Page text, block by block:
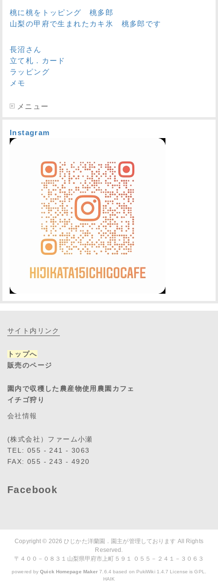
桃に桃をトッピング 桃多郎
山梨の甲府で生まれたカキ氷 桃多郎です
長沼さん
立て札．カード
ラッピング
メモ
メニュー
Instagram
サイト内リンク
トップへ
販売のページ
園内で収穫した農産物使用農園カフェ
イチゴ狩り
会社情報
(株式会社）ファーム小瀬
TEL: 055 - 241 - 3063
FAX: 055 - 243 - 4920
Facebook
Copyright © 2026ひじかた洋蘭園．園主が管理しております All Rights
Reserved.
〒４００－０８３１山梨県甲府市上町５９１ ０５５－２４１－３０６３
powered byQuick Homepage Maker 7.6.4 based on PukiWiki 1.4.7 License is GPL.
HAIK